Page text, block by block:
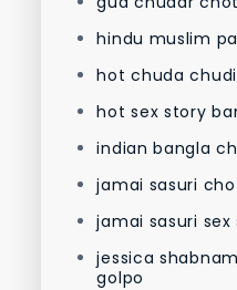
hindu muslim
hot chuda
hot sex story
indian bangla
jamai sasuri
jamai sasuri sex
jessica
golpo